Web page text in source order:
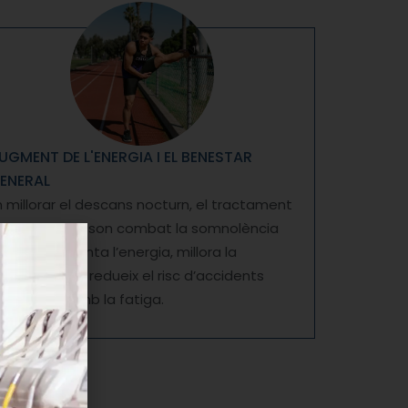
DE L'ENERGIA I EL BENESTAR
millorar el descans nocturn, el tractament
l’apnea del son combat la somnolència
augmenta l’energia, millora la
i redueix el risc d’accidents
amb la fatiga.